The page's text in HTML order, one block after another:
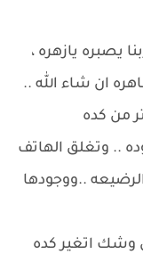
يصبره يازهره ،
ان شاء الله ..
من كده
.. وتغلق الهاتف
..ووجودها
وشك اتغير كده